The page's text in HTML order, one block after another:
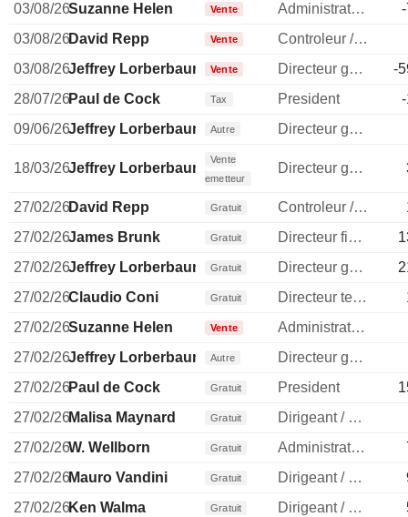
03/08/26Suzanne Helen Vente Administrateur
03/08/26David Repp Vente
Controleur / auditeur
03/08/26Jeffrey Lorberbaum Vente Directeur general
-
28/07/26Paul de Cock Tax President
09/06/26Jeffrey Lorberbaum Autre Directeur general
18/03/26Jeffrey Lorberbaum
Vente
emetteur
Directeur general
27/02/26David Repp Gratuit Controleur / auditeur
27/02/26James Brunk Gratuit Directeur financier
27/02/26Jeffrey Lorberbaum Gratuit Directeur general
27/02/26Claudio Coni Gratuit Directeur technique
27/02/26Suzanne Helen Vente
Administrateur
27/02/26Jeffrey Lorberbaum Autre
Directeur general
27/02/26Paul de Cock Gratuit President
27/02/26Malisa Maynard Gratuit
Dirigeant / cadre principal
27/02/26W. Wellborn Gratuit Administrateur
27/02/26Mauro Vandini Gratuit Dirigeant / cadre principal
27/02/26Ken Walma Gratuit Dirigeant / cadre principal